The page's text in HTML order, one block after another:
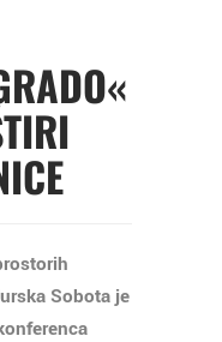
Sobota je